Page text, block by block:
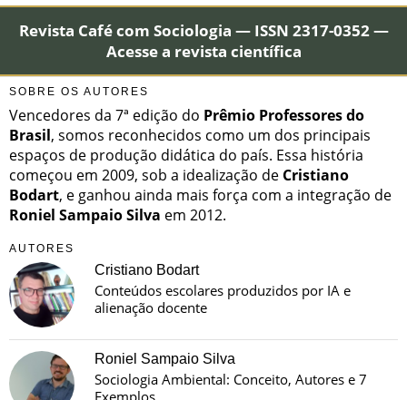
Revista Café com Sociologia — ISSN 2317-0352 —
Acesse a revista científica
SOBRE OS AUTORES
Vencedores da 7ª edição do Prêmio Professores do
Brasil, somos reconhecidos como um dos principais
espaços de produção didática do país. Essa história
começou em 2009, sob a idealização de Cristiano
Bodart, e ganhou ainda mais força com a integração de
Roniel Sampaio Silva em 2012.
AUTORES
Cristiano Bodart
Conteúdos escolares produzidos por IA e
alienação docente
Roniel Sampaio Silva
Sociologia Ambiental: Conceito, Autores e 7